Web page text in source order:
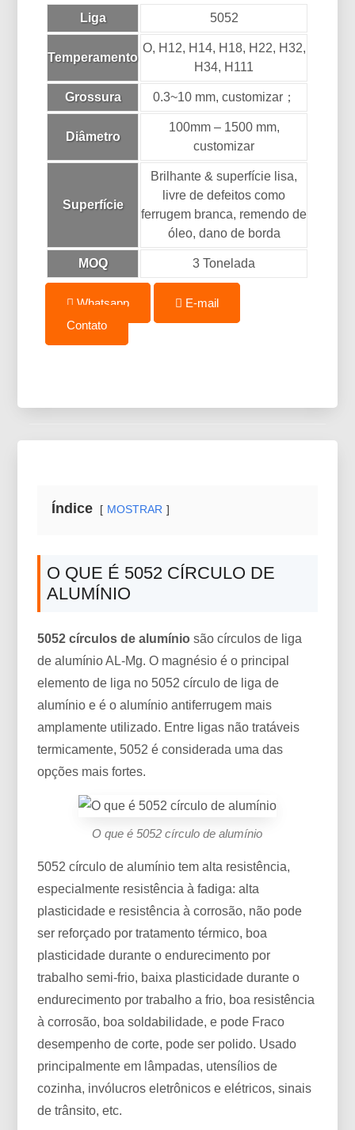
Liga 5052
Temperamento
O, H12, H14, H18, H22, H32,
H34, H111
Grossura 0.3~10 mm, customizar；
Diâmetro
100mm – 1500 mm,
customizar
Superfície
Brilhante & superfície lisa,
livre de defeitos como
ferrugem branca, remendo de
óleo, dano de borda
MOQ 3 Tonelada
Whatsapp
E-mail
Contato
Índice MOSTRAR
O QUE É 5052 CÍRCULO DE
ALUMÍNIO
5052 círculos de alumínio são círculos de liga
de alumínio AL-Mg. O magnésio é o principal
elemento de liga no 5052 círculo de liga de
alumínio e é o alumínio antiferrugem mais
amplamente utilizado. Entre ligas não tratáveis ​​
termicamente, 5052 é considerada uma das
opções mais fortes.
O que é 5052 círculo de alumínio
5052 círculo de alumínio tem alta resistência,
especialmente resistência à fadiga: alta
plasticidade e resistência à corrosão, não pode
ser reforçado por tratamento térmico, boa
plasticidade durante o endurecimento por
trabalho semi-frio, baixa plasticidade durante o
endurecimento por trabalho a frio, boa resistência
à corrosão, boa soldabilidade, e pode Fraco
desempenho de corte, pode ser polido. Usado
principalmente em lâmpadas, utensílios de
cozinha, invólucros eletrônicos e elétricos, sinais
de trânsito, etc.